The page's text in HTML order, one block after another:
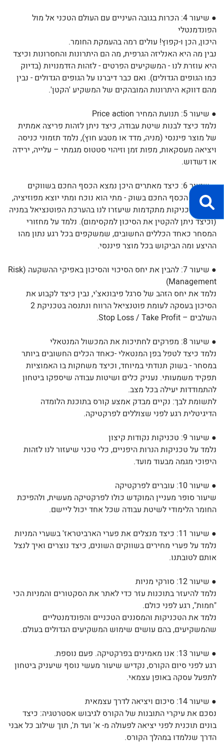
● שיעור 4: הכרות בגובה העיניים עם העולם הטכני אל מול
הפונדמנטלי
היכון, הכן ו-קפוץ! עולים רמה בהעמקת החומר.
נבין מה היא האנליזה הגרפית, מה הם היתרונות והחסרונות וכיצד
היא עוזרת לנו - המשקיעים הפרטים - לזהות הזדמנויות (בדיוק
כמו הגופים הגדולים). ואם כבר דיברנו על הגופים הגדולים - נבין
מהם דווקא היתרונות המובהקים של המשקיע 'הקטן'.
● שיעור 5: תנועת המחיר Price action
נלמד כיצד לבנות שיטת עבודה, כיצד ניתן לזהות פריצה אמתית
של מוצר פיננסי (מניה, מדד או מטבע חוץ), נלמד תזמוני כניסה
ויציאה מעסקאות, מפות זמן וזיהוי סטטוס מגמתי – עלייה, ירידה
או דשדוש.
● שיעור 6: כיצד מאתרים היכן נמצא הכסף החכם בשווקים
נלמד על הכסף החכם בשוק - מתי הוא נוכח ומתי יוצא מפוזיציה,
נרכוש טכניקות מתקדמות שיעזרו לנו בהערכת הפוטנציאל במניה
(וכיצד ניתן להקטין את הסיכון למקסימום). נלמד על מחזורי
המסחר כאחד הכללים החשובים, שמשקפים בכל רגע נתון מהו
ההיצע ומה הביקוש בכל מוצר פיננסי.
● שיעור 7: להבין את יחס הסיכוי והסיכון באפיקי ההשקעה (Risk
Management)
נלמד את יחס הזהב של סרגל פיבונאצ'י, נבין כיצד לקבוע את
הסיכון בעסקה לעומת פוטנציאל הרווח ונתנסה בטכניקת 2
השלבים – Stop Loss / Take Profit.
● שיעור 8: מפרקים לחתיכות את המכשול המנטאלי
נלמד כיצד לטפל בפן המנטאלי -כאחד הכלים החשובים ביותר
במסחר - בשוק תנודתי במיוחד, וכיצד משחקות בו האמוציות
תפקיד משמעותי. נעניק כלים ושיטות עבודה שיספקו ביטחון
להתמודדות יעילה בכל מצב.
לתשומת לבך: נקיים מבדק אמצע קורס בתוכנת הלומדה
הדיגיטלית רגע לפני שצוללים לפרקטיקה.
● שיעור 9: טכניקות נקודות קיצון
נלמד על טכניקות הנרות היפניים, כלי טכני שיעזור לנו לזהות
היפוכי מגמה מבעוד מועד.
● שיעור 10: עוברים לפרקטיקה
שיעור סופר מעניין המוקדש כולו לפרקטיקה מעשית, ולהפיכת
החומר הלימודי לשיטת עבודה שכל אחד יכול ליישם.
● שיעור 11: כיצד מנצלים את פערי הארביטראז' בשערי המניות
נלמד על פערי מחירים בשווקים השונים, כיצד נוצרים ואיך לנצל
אותם לטובתנו.
● שיעור 12: סורקי מניות
נלמד להיעזר בתוכנות עזר כדי לאתר את הסקטורים והמניות הכי
"חמות", רגע לפני כולם.
נלמד את הטכניקות והמסננים הטכניים והפונדמנטליים
שהמשקיעים, בהם עושים שימוש המשקיעים הגדולים בעולם.
● שיעור 13: אנו מאמינים בפרקטיקה. פעם נוספת.
רגע לפני סיום הקורס, נקדיש שיעור מעשי נוסף שיעניק ביטחון
לתפעל עסקה באופן עצמאי.
● שיעור 14: סיכום ויציאה לדרך עצמאית
נסכם את עיקרי התובנות של הקורס לגיבוש אסטרטגיה: כיצד
בונים תוכנית לפני יציאה לפעולה מ- א' ועד ת', תוך שילוב כל אבני
הדרך שנלמדו במהלך הקורס.